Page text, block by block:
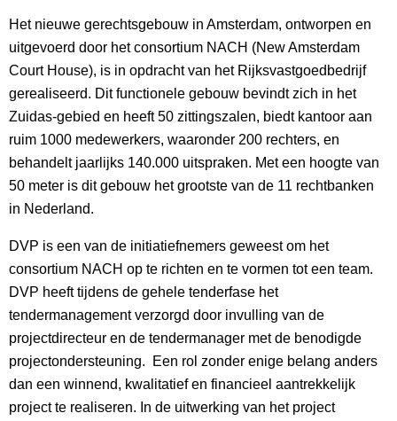
Het nieuwe gerechtsgebouw in Amsterdam, ontworpen en
uitgevoerd door het consortium NACH (New Amsterdam
Court House), is in opdracht van het Rijksvastgoedbedrijf
gerealiseerd. Dit functionele gebouw bevindt zich in het
Zuidas-gebied en heeft 50 zittingszalen, biedt kantoor aan
ruim 1000 medewerkers, waaronder 200 rechters, en
behandelt jaarlijks 140.000 uitspraken. Met een hoogte van
50 meter is dit gebouw het grootste van de 11 rechtbanken
in Nederland.
DVP is een van de initiatiefnemers geweest om het
consortium NACH op te richten en te vormen tot een team.
DVP heeft tijdens de gehele tenderfase het
tendermanagement verzorgd door invulling van de
projectdirecteur en de tendermanager met de benodigde
projectondersteuning. Een rol zonder enige belang anders
dan een winnend, kwalitatief en financieel aantrekkelijk
project te realiseren. In de uitwerking van het project